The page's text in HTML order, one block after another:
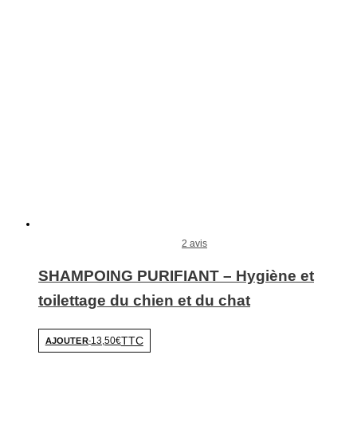
2 avis
SHAMPOING PURIFIANT – Hygiène et
toilettage du chien et du chat
AJOUTER-13,50€TTC